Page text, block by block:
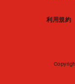
利用規約